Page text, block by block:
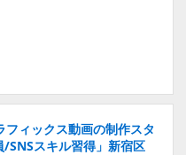
フィックス動画の制作スタ
SNSスキル習得」新宿区